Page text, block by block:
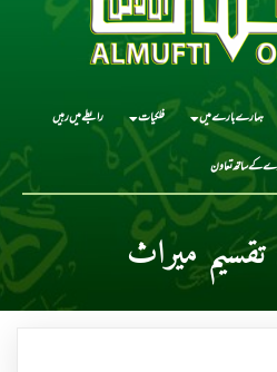
ہمارے بارے میں فلکیات رابطے میں رہیں
کے ساتھ تعاون
میراث